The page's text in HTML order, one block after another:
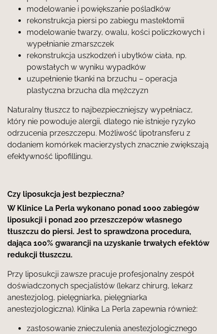
modelowanie i powiększanie pośladków
rekonstrukcja piersi po zabiegu mastektomii
modelowanie twarzy, owalu, kości policzkowych i
wypełnianie zmarszczek
rekonstrukcja uszkodzeń i ubytków ciała, np.
powstałych w wyniku wypadków
uzupełnienie tkanki na brzuchu – operacja
plastyczna brzucha dla mężczyzn
Naturalny tłuszcz to najbezpieczniejszy wypełniacz,
który nie powoduje alergii, dlatego nie istnieje ryzyko
odrzucenia przeszczepu. Możliwość lipotransferu z
dodaniem komórkek macierzystych znacznie zwiększają
efektywność lipofillingu.
Czy liposukcja jest bezpieczna?
W Klinice La Perla wykonano ponad 1000 zabiegów
liposukcji i ponad 200 przeszczepów własnego
tłuszczu do piersi. Jest to sprawdzona procedura,
dająca 100% gwarancji na uzyskanie trwałych efektów
redukcji tłuszczu.
Przy liposukcji zawsze pracuje profesjonalny zespół
doświadczonych specjalistów (lekarz chirurg, lekarz
anestezjolog, pielęgniarka, pielęgniarka
anestezjologiczna). Klinika La Perla zapewnia również:
zastosowanie znieczulenia anestezjologicznego